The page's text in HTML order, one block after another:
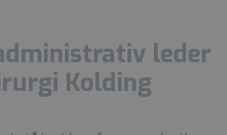
leder
Kolding